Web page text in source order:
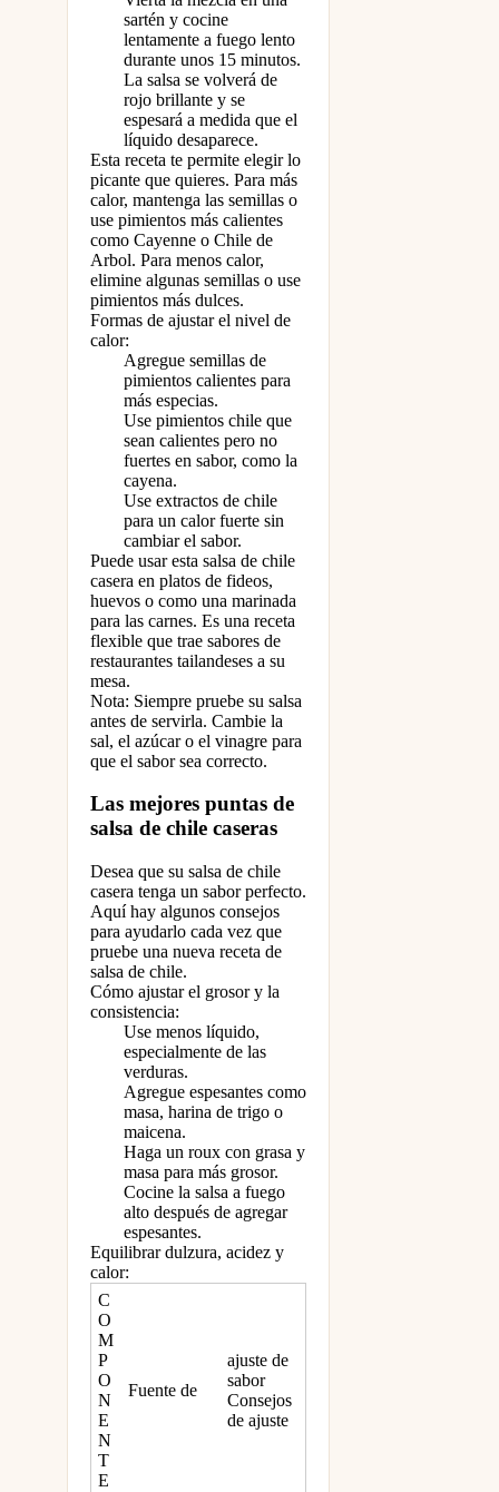
sartén y cocine
lentamente a fuego lento
durante unos 15 minutos.
La salsa se volverá de
rojo brillante y se
espesará a medida que el
líquido desaparece.
Esta receta te permite elegir lo
picante que quieres. Para más
calor, mantenga las semillas o
use pimientos más calientes
como Cayenne o Chile de
Arbol. Para menos calor,
elimine algunas semillas o use
pimientos más dulces.
Formas de ajustar el nivel de
calor:
Agregue semillas de
pimientos calientes para
más especias.
Use pimientos chile que
sean calientes pero no
fuertes en sabor, como la
cayena.
Use extractos de chile
para un calor fuerte sin
cambiar el sabor.
Puede usar esta salsa de chile
casera en platos de fideos,
huevos o como una marinada
para las carnes. Es una receta
flexible que trae sabores de
restaurantes tailandeses a su
mesa.
Nota: Siempre pruebe su salsa
antes de servirla. Cambie la
sal, el azúcar o el vinagre para
que el sabor sea correcto.
Las mejores puntas de
salsa de chile caseras
Desea que su salsa de chile
casera tenga un sabor perfecto.
Aquí hay algunos consejos
para ayudarlo cada vez que
pruebe una nueva receta de
salsa de chile.
Cómo ajustar el grosor y la
consistencia:
Use menos líquido,
especialmente de las
verduras.
Agregue espesantes como
masa, harina de trigo o
maicena.
Haga un roux con grasa y
masa para más grosor.
Cocine la salsa a fuego
alto después de agregar
espesantes.
Equilibrar dulzura, acidez y
calor:
C
O
M
P
O
N
E
N
T
E
Fuente de
ajuste de
sabor
Consejos
de ajuste